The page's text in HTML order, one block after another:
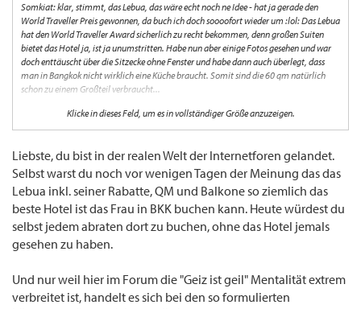
Somkiat: klar, stimmt, das Lebua, das wäre echt noch ne Idee - hat ja gerade den
World Traveller Preis gewonnen, da buch ich doch soooofort wieder um :lol: Das Lebua
hat den World Traveller Award sicherlich zu recht bekommen, denn großen Suiten
bietet das Hotel ja, ist ja unumstritten. Habe nun aber einige Fotos gesehen und war
doch enttäuscht über die Sitzecke ohne Fenster und habe dann auch überlegt, dass
man in Bangkok nicht wirklich eine Küche braucht. Somit sind die 60 qm natürlich
schon zu einem Großteil verbraucht...
Aber Leute ganz echt, ich frage mich wirklich wo ich hier gelandet bin - irgendwie hat
man das Gefühl hier nach Strich und Faden verarscht zu werden anstatt gute Tipps zu
echt hirnrissige Threads so "zerstört"
Klicke in dieses Feld, um es in vollständiger Größe anzuzeigen.
Liebste, du bist in der realen Welt der Internetforen gelandet.
Selbst warst du noch vor wenigen Tagen der Meinung das das
Lebua inkl. seiner Rabatte, QM und Balkone so ziemlich das
beste Hotel ist das Frau in BKK buchen kann. Heute würdest du
selbst jedem abraten dort zu buchen, ohne das Hotel jemals
gesehen zu haben.
Und nur weil hier im Forum die "Geiz ist geil" Mentalität extrem
verbreitet ist, handelt es sich bei den so formulierten